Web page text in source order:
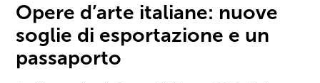
Opere d’arte italiane: nuove
soglie di esportazione e un
passaporto